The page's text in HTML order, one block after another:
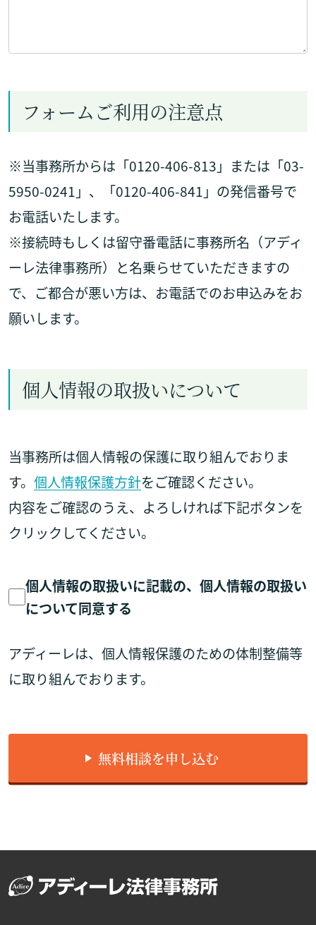
フォームご利用の注意点
※当事務所からは「0120-406-813」または「03-
5950-0241」、「0120-406-841」の発信番号で
お電話いたします。
※接続時もしくは留守番電話に事務所名（アディ
ーレ法律事務所）と名乗らせていただきますの
で、ご都合が悪い方は、お電話でのお申込みをお
願いします。
個人情報の取扱いについて
当事務所は個人情報の保護に取り組んでおりま
す。 個人情報保護方針をご確認ください。
内容をご確認のうえ、よろしければ下記ボタンを
クリックしてください。
個人情報の取扱いに記載の、個人情報の取扱い
について同意する
アディーレは、個人情報保護のための体制整備等
に取り組んでおります。
無料相談を申し込む